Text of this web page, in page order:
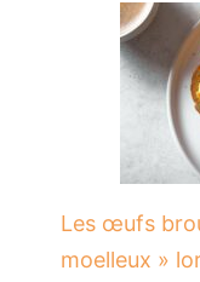
Les œufs
moelleux »